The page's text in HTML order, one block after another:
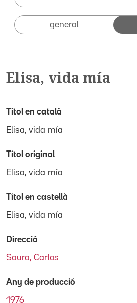
general
Elisa, vida mía
Títol en català
Elisa, vida mía
Títol original
Elisa, vida mía
Títol en castellà
Elisa, vida mía
Direcció
Saura, Carlos
Any de producció
1976